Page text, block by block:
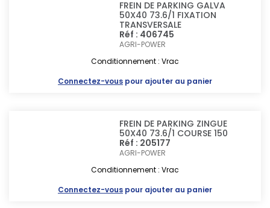
FREIN DE PARKING GALVA
50X40 73.6/1 FIXATION
TRANSVERSALE
Réf : 406745
AGRI-POWER
Conditionnement : Vrac
Connectez-vous pour ajouter au panier
FREIN DE PARKING ZINGUE
50X40 73.6/1 COURSE 150
Réf : 205177
AGRI-POWER
Conditionnement : Vrac
Connectez-vous pour ajouter au panier